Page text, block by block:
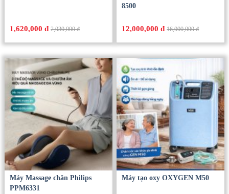
1,620,000 đ 2,030,000 đ
8500
12,000,000 đ 16,000,000 đ
Máy Massage chân Philips
PPM6331
Máy tạo oxy OXYGEN M50